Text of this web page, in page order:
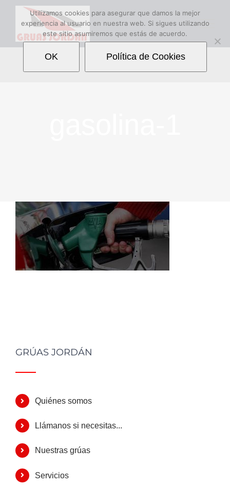
Saltar
contenido
GRÚAS JORDÁN
Quiénes somos
Llámanos si necesitas...
Nuestras grúas
Servicios
Utilizamos cookies para asegurar que damos la mejor
experiencia al usuario en nuestra web. Si sigues utilizando
este sitio asumiremos que estás de acuerdo.
OK Política de Cookies